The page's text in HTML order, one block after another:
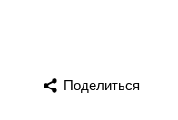
Поделиться